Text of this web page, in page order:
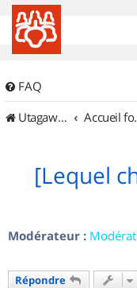
FAQ
UtagawaVTT (Randos VTT et VTTAE avec traces GPS)
[Lequel
Modérateur :
Répondre